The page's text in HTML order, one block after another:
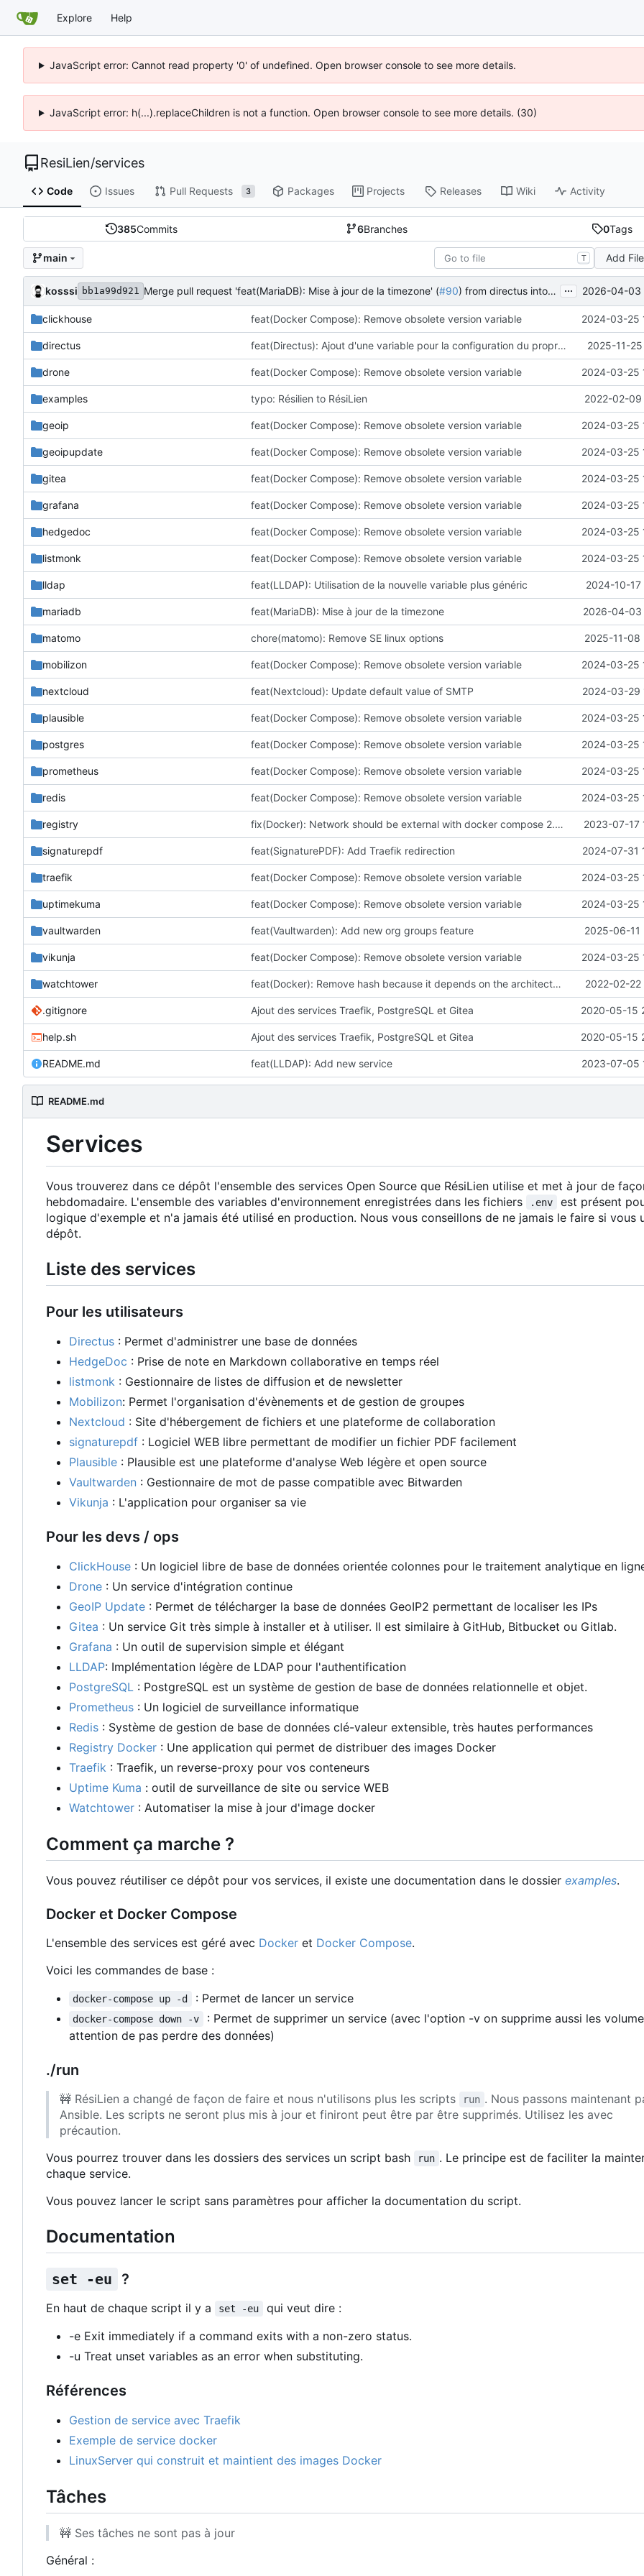
Explore Help
JavaScript error: Cannot read property '0' of undefined. Open browser console to see more details.
JavaScript error: h(...).replaceChildren is not a function. Open browser console to see more details. (30)
ResiLien/services
Code Issues Pull Requests 3 Packages Projects Releases Wiki Activity
385Commits 6Branches 0Tags
main T Add File
kosssi bb1a99d921 Merge pull request 'feat(MariaDB): Mise à jour de la timezone' (#90) from directus into main ... 2026-04-03
clickhouse feat(Docker Compose): Remove obsolete version variable 2024-03-25
directus feat(Directus): Ajout d'une variable pour la configuration du propriétaire 2025-11-
drone feat(Docker Compose): Remove obsolete version variable 2024-03-25
examples typo: Résilien to RésiLien 2022-02-09
geoip feat(Docker Compose): Remove obsolete version variable 2024-03-25
geoipupdate feat(Docker Compose): Remove obsolete version variable 2024-03-25
gitea feat(Docker Compose): Remove obsolete version variable 2024-03-25
grafana feat(Docker Compose): Remove obsolete version variable 2024-03-25
hedgedoc feat(Docker Compose): Remove obsolete version variable 2024-03-25
listmonk feat(Docker Compose): Remove obsolete version variable 2024-03-25
lldap feat(LLDAP): Utilisation de la nouvelle variable plus généric 2024-10-
mariadb feat(MariaDB): Mise à jour de la timezone 2026-04-03
matomo chore(matomo): Remove SE linux options 2025-11-08
mobilizon feat(Docker Compose): Remove obsolete version variable 2024-03-25
nextcloud feat(Nextcloud): Update default value of SMTP 2024-03-29
plausible feat(Docker Compose): Remove obsolete version variable 2024-03-25
postgres feat(Docker Compose): Remove obsolete version variable 2024-03-25
prometheus feat(Docker Compose): Remove obsolete version variable 2024-03-25
redis feat(Docker Compose): Remove obsolete version variable 2024-03-25
registry fix(Docker): Network should be external with docker compose 2.20.0 2023-07-17
signaturepdf feat(SignaturePDF): Add Traefik redirection 2024-07-31
traefik feat(Docker Compose): Remove obsolete version variable 2024-03-25
uptimekuma feat(Docker Compose): Remove obsolete version variable 2024-03-25
vaultwarden feat(Vaultwarden): Add new org groups feature 2025-06-11
vikunja feat(Docker Compose): Remove obsolete version variable 2024-03-25
watchtower feat(Docker): Remove hash because it depends on the architecture 2022-02-
.gitignore Ajout des services Traefik, PostgreSQL et Gitea 2020-05-15
help.sh Ajout des services Traefik, PostgreSQL et Gitea 2020-05-15
README.md feat(LLDAP): Add new service 2023-07-05
README.md
Services
Vous trouverez dans ce dépôt l'ensemble des services Open Source que RésiLien utilise et met à jour de
hebdomadaire. L'ensemble des variables d'environnement enregistrées dans les fichiers
.env
est présent
logique d'exemple et n'a jamais été utilisé en production. Nous vous conseillons de ne jamais le faire si vous
dépôt.
Liste des services
Pour les utilisateurs
Directus : Permet d'administrer une base de données
HedgeDoc : Prise de note en Markdown collaborative en temps réel
listmonk : Gestionnaire de listes de diffusion et de newsletter
Mobilizon: Permet l'organisation d'évènements et de gestion de groupes
Nextcloud : Site d'hébergement de fichiers et une plateforme de collaboration
signaturepdf : Logiciel WEB libre permettant de modifier un fichier PDF facilement
Plausible : Plausible est une plateforme d'analyse Web légère et open source
Vaultwarden : Gestionnaire de mot de passe compatible avec Bitwarden
Vikunja : L'application pour organiser sa vie
Pour les devs / ops
ClickHouse : Un logiciel libre de base de données orientée colonnes pour le traitement analytique en
Drone : Un service d'intégration continue
GeoIP Update : Permet de télécharger la base de données GeoIP2 permettant de localiser les IPs
Gitea : Un service Git très simple à installer et à utiliser. Il est similaire à GitHub, Bitbucket ou Gitlab.
Grafana : Un outil de supervision simple et élégant
LLDAP: Implémentation légère de LDAP pour l'authentification
PostgreSQL : PostgreSQL est un système de gestion de base de données relationnelle et objet.
Prometheus : Un logiciel de surveillance informatique
Redis : Système de gestion de base de données clé-valeur extensible, très hautes performances
Registry Docker : Une application qui permet de distribuer des images Docker
Traefik : Traefik, un reverse-proxy pour vos conteneurs
Uptime Kuma : outil de surveillance de site ou service WEB
Watchtower : Automatiser la mise à jour d'image docker
Comment ça marche ?
Vous pouvez réutiliser ce dépôt pour vos services, il existe une documentation dans le dossier examples.
Docker et Docker Compose
L'ensemble des services est géré avec Docker et Docker Compose.
Voici les commandes de base :
docker-compose up -d : Permet de lancer un service
docker-compose down -v
: Permet de supprimer un service (avec l'option -v on supprime aussi les
attention de pas perdre des données)
./run
🚧 RésiLien a changé de façon de faire et nous n'utilisons plus les scripts run . Nous passons maintenant
Ansible. Les scripts ne seront plus mis à jour et finiront peut être par être supprimés. Utilisez les avec
précaution.
Vous pourrez trouver dans les dossiers des services un script bash
run . Le principe est de faciliter la
chaque service.
Vous pouvez lancer le script sans paramètres pour afficher la documentation du script.
Documentation
set -eu ?
En haut de chaque script il y a set -eu
qui veut dire :
-e Exit immediately if a command exits with a non-zero status.
-u Treat unset variables as an error when substituting.
Références
Gestion de service avec Traefik
Exemple de service docker
LinuxServer qui construit et maintient des images Docker
Tâches
🚧 Ses tâches ne sont pas à jour
Général :